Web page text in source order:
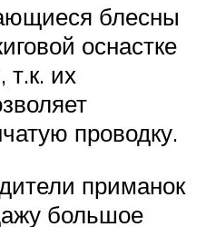
блесны
оснастке
т.к. их
проводку.
приманок
большое